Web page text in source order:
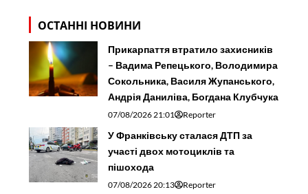
ОСТАННІ НОВИНИ
Прикарпаття втратило захисників
– Вадима Репецького, Володимира
Сокольника, Василя Жупанського,
Андрія Даниліва, Богдана Клубчука
07/08/2026 21:01 Reporter
У Франківську сталася ДТП за
участі двох мотоциклів та
пішохода
07/08/2026 20:13 Reporter